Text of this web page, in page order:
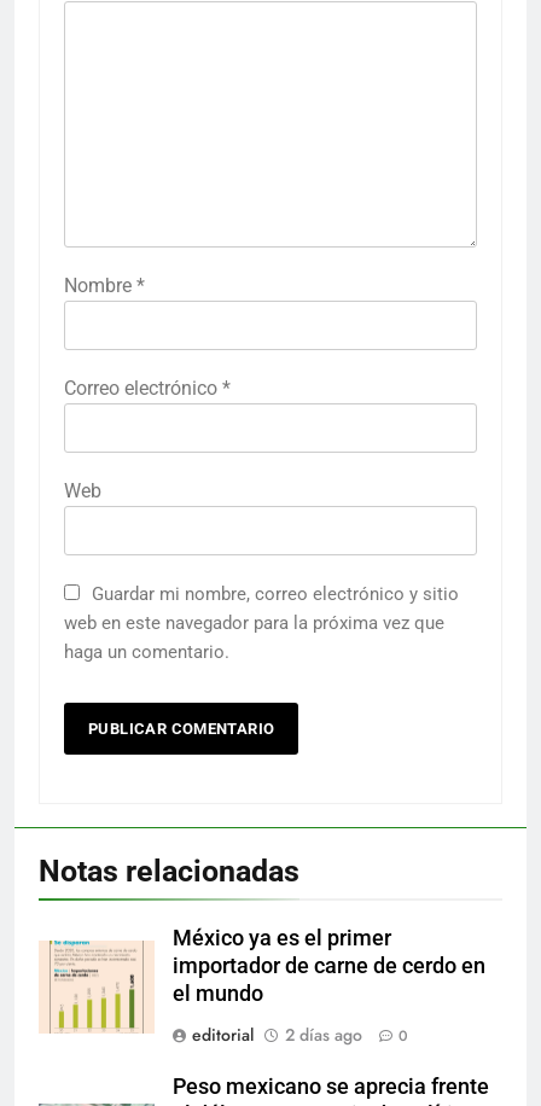
Nombre *
Correo electrónico *
Web
Guardar mi nombre, correo electrónico y sitio
web en este navegador para la próxima vez que
haga un comentario.
Notas relacionadas
México ya es el primer
importador de carne de cerdo en
el mundo
editorial
2 días ago 0
Peso mexicano se aprecia frente